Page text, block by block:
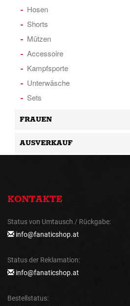
Hosen
Shorts
Mützen
Accessoire
Kampfsporte
Unterwäsche
Sets
FRAUEN
AUSVERKAUF
KONTAKTE
Status von Umtausch / Rückgabe:
info@fanaticshop.at
Status der Reklamation:
info@fanaticshop.at
Bestellstatus: